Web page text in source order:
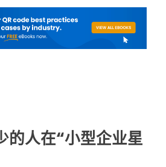
的人在“小型企业星